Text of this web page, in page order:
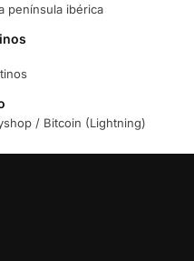
península ibérica
/ Bitcoin (Lightning)